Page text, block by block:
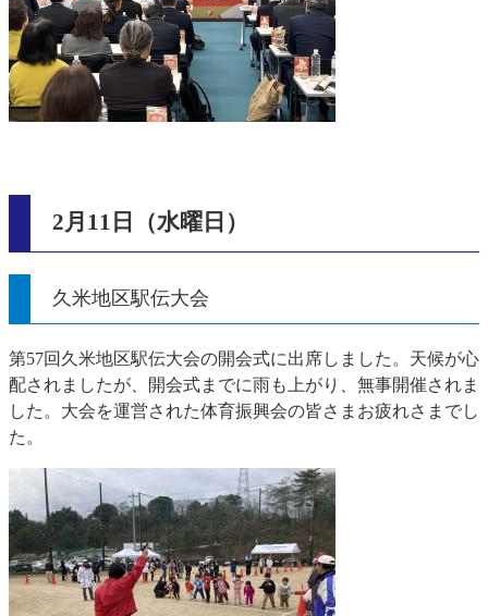
2月11日（水曜日）
久米地区駅伝大会
第57回久米地区駅伝大会の開会式に出席しました。天候が心
配されましたが、開会式までに雨も上がり、無事開催されま
した。大会を運営された体育振興会の皆さまお疲れさまでし
た。